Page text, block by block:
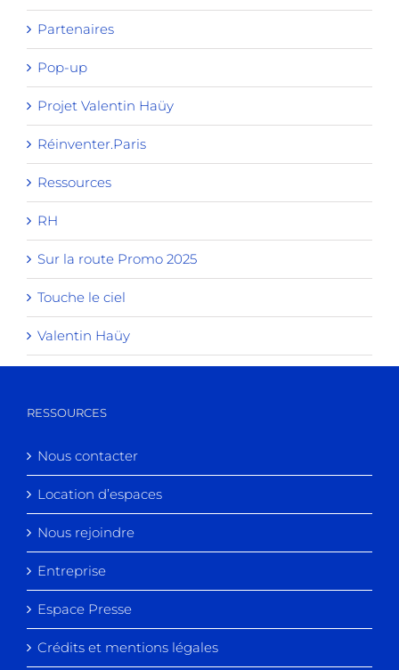
Partenaires
Pop-up
Projet Valentin Haüy
Réinventer.Paris
Ressources
RH
Sur la route Promo 2025
Touche le ciel
Valentin Haüy
RESSOURCES
Nous contacter
Location d’espaces
Nous rejoindre
Entreprise
Espace Presse
Crédits et mentions légales